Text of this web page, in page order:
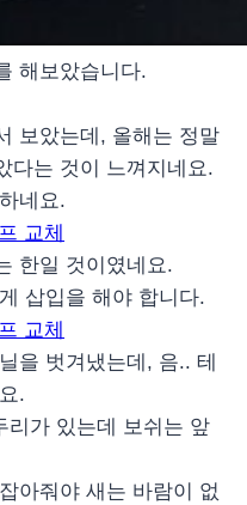
해보았습니다.
보았는데, 올해는 정말
다는 것이 느껴지네요.
네요.
한일 것이였네요.
삽입을 해야 합니다.
을 벗겨냈는데, 음.. 테
.
리가 있는데 보쉬는 앞
아줘야 새는 바람이 없